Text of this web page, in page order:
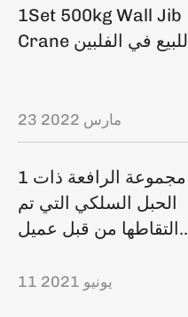
1Set 500kg Wall Jib
Crane للبيع في الفلبين
23 مارس 2022
1 مجموعة الرافعة ذات
الحبل السلكي التي تم
التقاطها من قبل عميل
11 يونيو 2021